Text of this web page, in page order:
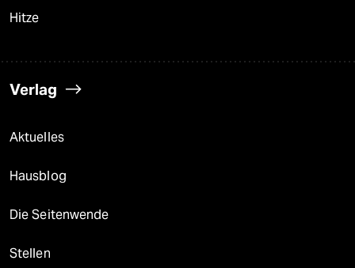
Hitze
Verlag
Aktuelles
Hausblog
Die Seitenwende
Stellen